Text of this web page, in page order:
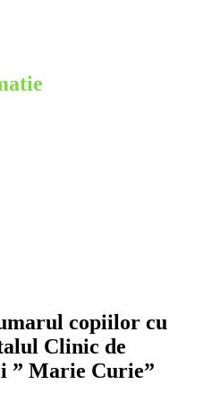
copiilor cu
Clinic de
” Marie Curie”